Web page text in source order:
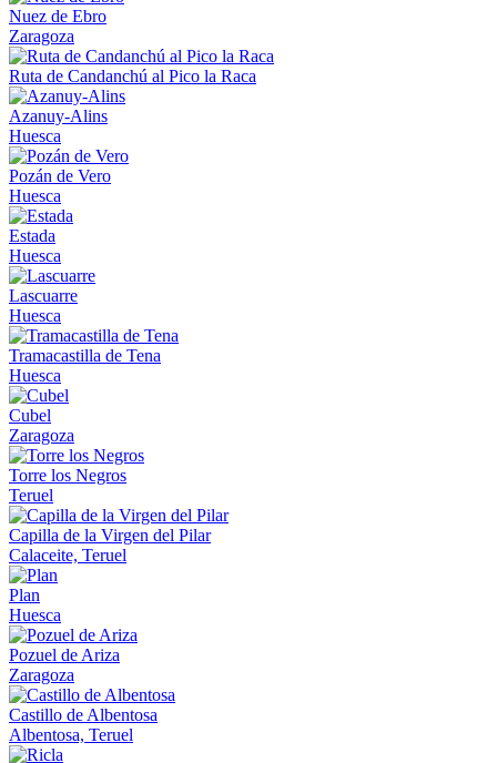
Nuez de Ebro
Zaragoza
Ruta de Candanchú al Pico la Raca
Azanuy-Alins
Huesca
Pozán de Vero
Huesca
Estada
Huesca
Lascuarre
Huesca
Tramacastilla de Tena
Huesca
Cubel
Zaragoza
Torre los Negros
Teruel
Capilla de la Virgen del Pilar
Calaceite, Teruel
Plan
Huesca
Pozuel de Ariza
Zaragoza
Castillo de Albentosa
Albentosa, Teruel